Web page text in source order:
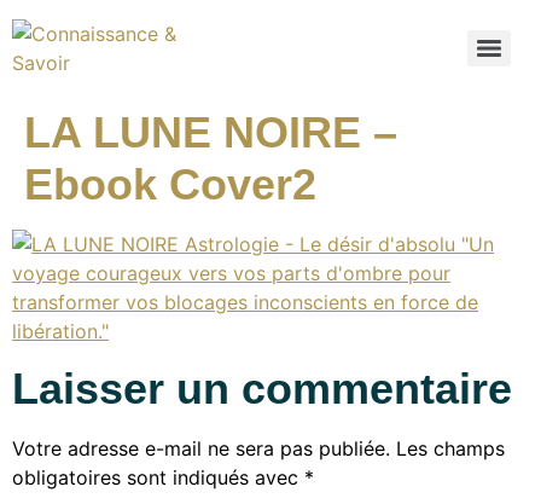
LA LUNE NOIRE –
Ebook Cover2
Laisser un commentaire
Votre adresse e-mail ne sera pas publiée. Les champs
obligatoires sont indiqués avec *